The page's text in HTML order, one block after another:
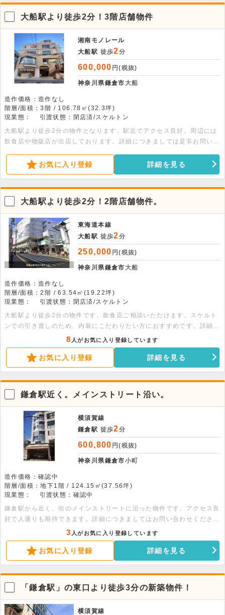
大船駅より徒歩2分！3階店舗物件
湘南モノレール
大船駅 徒歩2分
600,000 円(税抜)
神奈川県鎌倉市大船
造作価格：造作なし
階層/面積：3階 / 106.78㎡(32.3坪)
現業態：
引渡状態：閉店済/スケルトン
大船駅より徒歩2分の物件となります。駅近でアクセス良好。周辺には
飲食店や物販店が出店しております。詳細につきましては是非お問い合
お気に入り登録 詳細を見る
大船駅より徒歩2分！2階店舗物件。
東海道本線
大船駅 徒歩2分
250,000 円(税抜)
神奈川県鎌倉市大船
造作価格：造作なし
階層/面積：2階 / 63.54㎡(19.22坪)
現業態：
引渡状態：閉店済/スケルトン
大船駅より徒歩2分の物件です。飲食店ご相談いただけます。スケルト
ンでの引き渡しのため、内装にこだわりたい方におすすめです。詳細に
つきましては是非お問い合わせください。
8 人がお気に入り登録しています
お気に入り登録 詳細を見る
鎌倉駅近く。メインストリート沿い。
横須賀線
鎌倉駅 徒歩2分
600,800 円(税抜)
神奈川県鎌倉市小町
造作価格：確認中
階層/面積：地下1階 / 124.15㎡(37.56坪)
現業態：
引渡状態：確認中
鎌倉駅から近く。街のメインストリートに沿った物件です。アクセス良
好で人通りも期待できます。詳細につきましてはお問い合わせくださ
3 人がお気に入り登録しています
お気に入り登録 詳細を見る
「鎌倉駅」の東口より徒歩3分の新築物件！
横須賀線